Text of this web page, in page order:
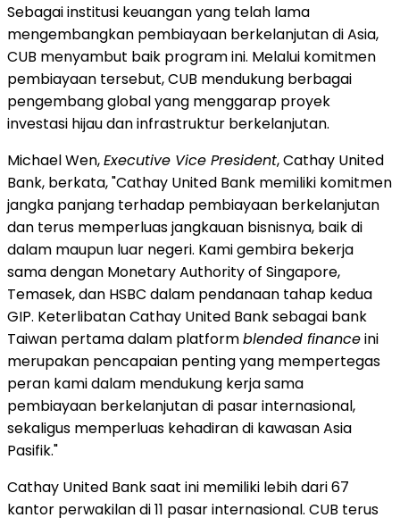
Sebagai institusi keuangan yang telah lama
mengembangkan pembiayaan berkelanjutan di Asia,
CUB menyambut baik program ini. Melalui komitmen
pembiayaan tersebut, CUB mendukung berbagai
pengembang global yang menggarap proyek
investasi hijau dan infrastruktur berkelanjutan.
Michael Wen,Executive Vice President, Cathay United
Bank, berkata, "Cathay United Bank memiliki komitmen
jangka panjang terhadap pembiayaan berkelanjutan
dan terus memperluas jangkauan bisnisnya, baik di
dalam maupun luar negeri. Kami gembira bekerja
sama dengan Monetary Authority of Singapore,
Temasek, dan HSBC dalam pendanaan tahap kedua
GIP. Keterlibatan Cathay United Bank sebagai bank
Taiwan pertama dalam platformblended financeini
merupakan pencapaian penting yang mempertegas
peran kami dalam mendukung kerja sama
pembiayaan berkelanjutan di pasar internasional,
sekaligus memperluas kehadiran di kawasan Asia
Pasifik."
Cathay United Bank saat ini memiliki lebih dari 67
kantor perwakilan di 11 pasar internasional. CUB terus